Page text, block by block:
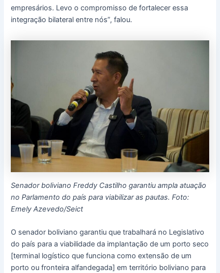
empresários. Levo o compromisso de fortalecer essa
integração bilateral entre nós”, falou.
Senador boliviano Freddy Castilho garantiu ampla atuação
no Parlamento do país para viabilizar as pautas. Foto:
Emely Azevedo/Seict
O senador boliviano garantiu que trabalhará no Legislativo
do país para a viabilidade da implantação de um porto seco
[terminal logístico que funciona como extensão de um
porto ou fronteira alfandegada] em território boliviano para